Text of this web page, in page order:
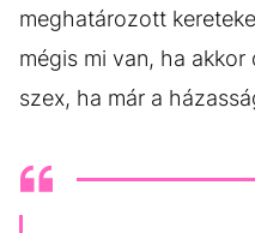
meghatározott
mégis mi van, ha
szex, ha már a